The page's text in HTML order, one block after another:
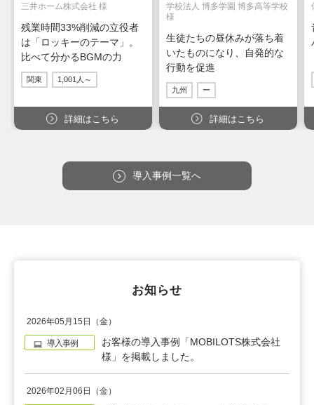
三井ホーム株式会社 様
残業時間33%削減の立役者
は「ロッキーのテーマ」。
比べて分かるBGMの力
関東 1,001人～
詳細はこちら
学校法人 博多学園 博多高等学校
様
生徒たちの昼休みが落ち着
いたものになり、自発的な
行動を促進
九州 ー
詳細はこちら
導入事例一覧へ
お知らせ
2026年05月15日（金）
導入事例
お客様の導入事例「MOBILOTS株式会社
様」を掲載しました。
2026年02月06日（金）